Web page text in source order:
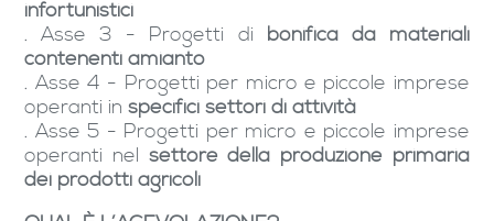
infortunistici
. Asse 3 - Progetti di bonifica da materiali
contenenti amianto
. Asse 4 - Progetti per micro e piccole imprese
operanti inspecifici settori di attività
. Asse 5 - Progetti per micro e piccole imprese
operanti nel settore della produzione primaria
dei prodotti agricoli